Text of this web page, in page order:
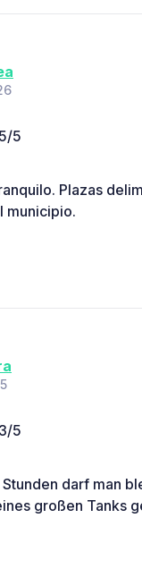
5/5
Plazas
municipio.
3/5
darf man
großen Tanks